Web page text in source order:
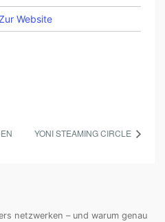
Website
YONI STEAMING CIRCLE
netzwerken – und warum genau